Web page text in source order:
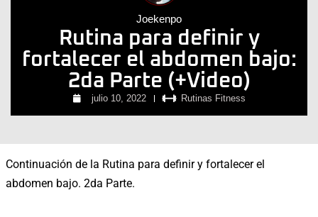
Joekenpo
Rutina para definir y
fortalecer el abdomen bajo:
2da Parte (+Video)
julio 10, 2022 Rutinas Fitness
Continuación de la Rutina para definir y fortalecer el
abdomen bajo. 2da Parte.